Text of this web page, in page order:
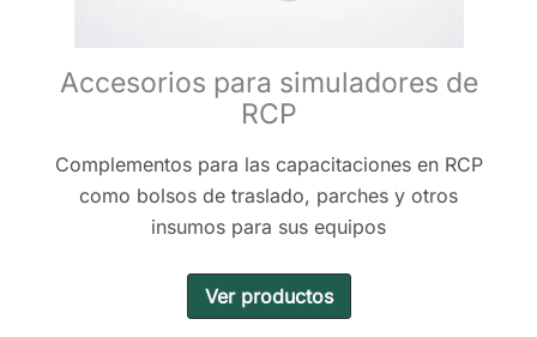
Accesorios para simuladores de
RCP
Complementos para las capacitaciones en RCP
como bolsos de traslado, parches y otros
insumos para sus equipos
Ver productos